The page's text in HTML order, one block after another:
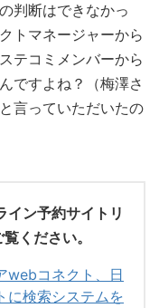
判断はできなかっ
トマネージャーから
ステコミメンバーから
ですよね？（梅澤さ
言っていただいたの
イン予約サイトリ
ください。
webコネクト、日
に検索システムを